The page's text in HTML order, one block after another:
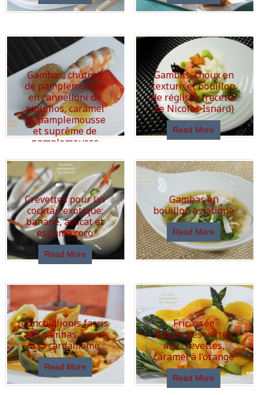
Gambas, chutney
de pamplemousse
en cannelloni de
piquillos, caramel
de pamplemousse
et suprême de
pamplemousse
Read More
Gambas, choux en
texture et bouillon
de réglisse (recette
de Nicolas Isnard)
Read More
Crevettes pour un
cocktail exotique:
banane, avocat et
espuma coco
Read More
Gambas en
bouillon asiatique
Read More
Conchiglionis farcis
aux gambas, sauce
à la cardamome
Read More
Fricassée
d’asperges vertes
aux crevettes,
caramel à l’orange
Read More